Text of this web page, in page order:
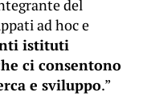
del
ad hoc e
istituti
ci consentono
e sviluppo.”